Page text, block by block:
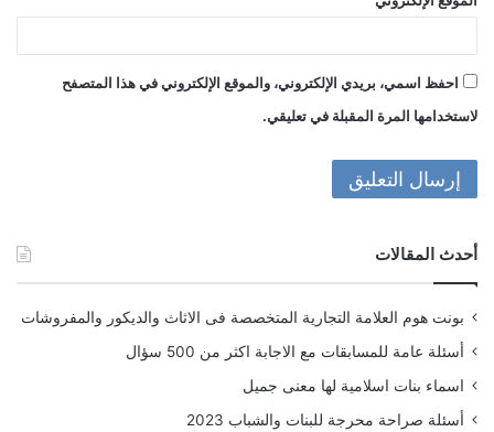
احفظ اسمي، بريدي الإلكتروني، والموقع الإلكتروني في هذا المتصفح
لاستخدامها المرة المقبلة في تعليقي.
أحدث المقالات
بونت هوم العلامة التجارية المتخصصة فى الاثاث والديكور والمفروشات
أسئلة عامة للمسابقات مع الاجابة اكثر من 500 سؤال
اسماء بنات اسلامية لها معنى جميل
أسئلة صراحة محرجة للبنات والشباب 2023